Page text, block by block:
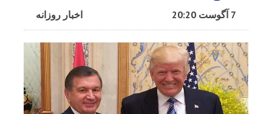
اخبار روزانه 7 آگوست 20:20